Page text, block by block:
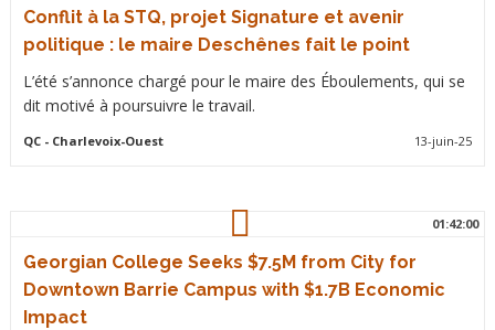
Conflit à la STQ, projet Signature et avenir
politique : le maire Deschênes fait le point
L’été s’annonce chargé pour le maire des Éboulements, qui se
dit motivé à poursuivre le travail.
QC- Charlevoix-Ouest 13-juin-25
01:42:00
Georgian College Seeks $7.5M from City for
Downtown Barrie Campus with $1.7B Economic
Impact